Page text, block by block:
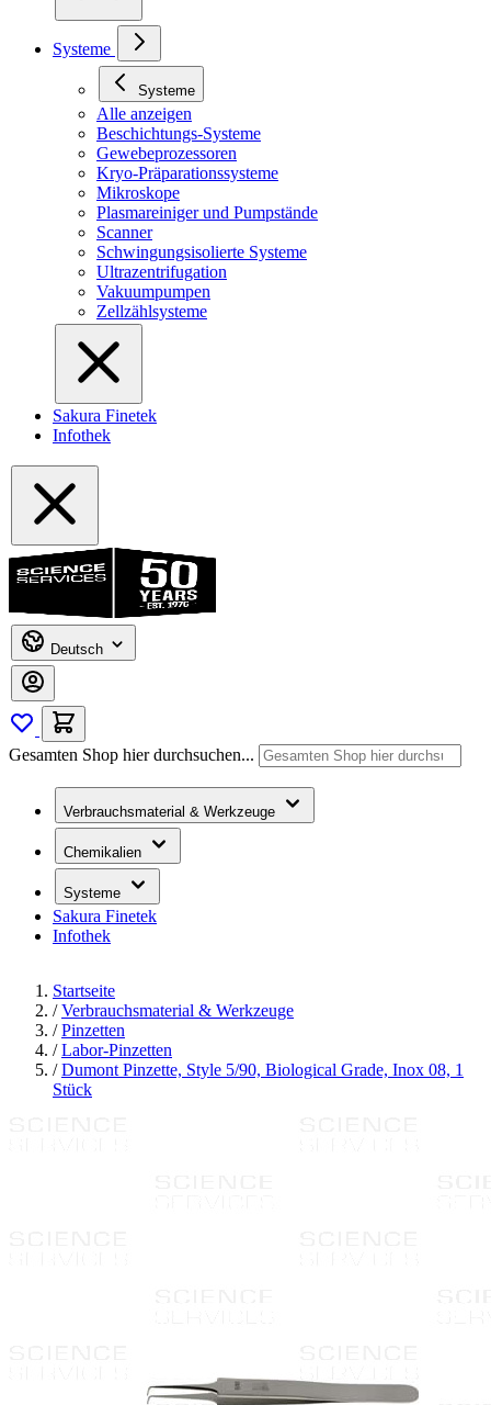
Systeme
Systeme
Alle anzeigen
Beschichtungs-Systeme
Gewebeprozessoren
Kryo-Präparationssysteme
Mikroskope
Plasmareiniger und Pumpstände
Scanner
Schwingungsisolierte Systeme
Ultrazentrifugation
Vakuumpumpen
Zellzählsysteme
Sakura Finetek
Infothek
Deutsch
Gesamten Shop hier durchsuchen...
Verbrauchsmaterial & Werkzeuge
Chemikalien
Systeme
Sakura Finetek
Infothek
Startseite
/ Verbrauchsmaterial & Werkzeuge
/ Pinzetten
/ Labor-Pinzetten
/ Dumont Pinzette, Style 5/90, Biological Grade, Inox 08, 1
Stück